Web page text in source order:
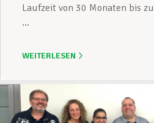
Laufzeit von 30 Monaten bis
...
WEITERLESEN